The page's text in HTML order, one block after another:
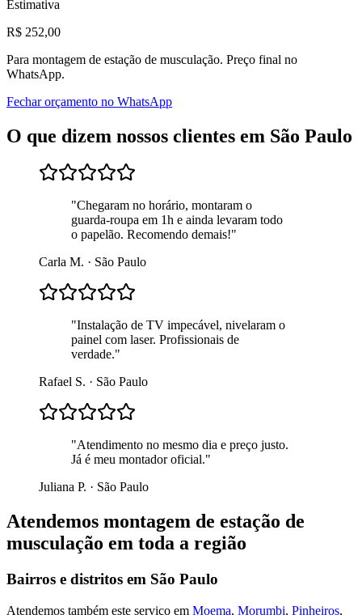
Estimativa
R$ 252,00
Para montagem de estação de musculação. Preço final no
WhatsApp.
Fechar orçamento no WhatsApp
O que dizem nossos clientes em São Paulo
"Chegaram no horário, montaram o
guarda-roupa em 1h e ainda levaram todo
o papelão. Recomendo demais!"
Carla M. · São Paulo
"Instalação de TV impecável, nivelaram o
painel com laser. Profissionais de
verdade."
Rafael S. · São Paulo
"Atendimento no mesmo dia e preço justo.
Já é meu montador oficial."
Juliana P. · São Paulo
Atendemos montagem de estação de
musculação em toda a região
Bairros e distritos em São Paulo
Atendemos também este serviço em Moema, Morumbi, Pinheiros,